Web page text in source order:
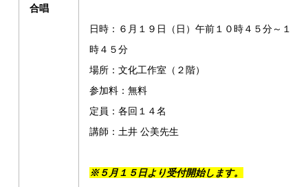
合唱
日時：６月１９日（日）午前１０時４５分～１１
時４５分
場所：文化工作室（２階）
参加料：無料
定員：各回１４名
講師：土井 公美先生
※５月１５日より受付開始します。